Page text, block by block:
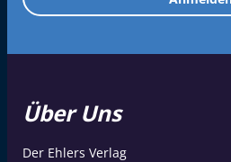
Über Uns
Der Ehlers Verlag